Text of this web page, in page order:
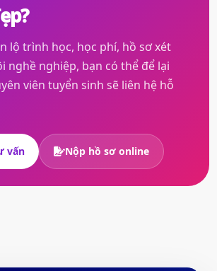
lộ trình học, học phí, hồ sơ xét
nghề nghiệp, bạn có thể để lại
viên tuyển sinh sẽ liên hệ hỗ
vấn Nộp hồ sơ online